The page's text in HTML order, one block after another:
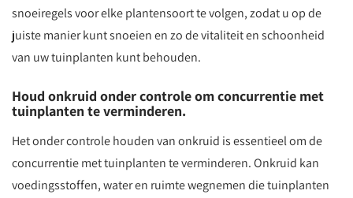
snoeiregels voor elke plantensoort te volgen, zodat u op de
juiste manier kunt snoeien en zo de vitaliteit en schoonheid
van uw tuinplanten kunt behouden.
Houd onkruid onder controle om concurrentie met
tuinplanten te verminderen.
Het onder controle houden van onkruid is essentieel om de
concurrentie met tuinplanten te verminderen. Onkruid kan
voedingsstoffen, water en ruimte wegnemen die tuinplanten